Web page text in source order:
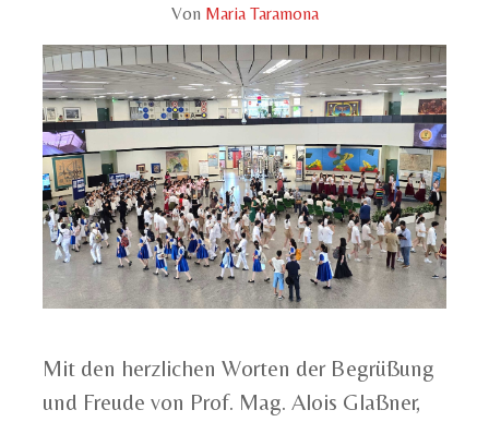
Von Maria Taramona
Mit den herzlichen Worten der Begrüßung
und Freude von Prof. Mag. Alois Glaßner,